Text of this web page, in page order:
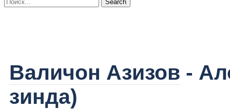
Валичон Азизов -
зинда)